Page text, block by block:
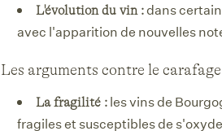
L'évolution du vin : dans
avec l'apparition de nouvelles
Les arguments contre le
La fragilité : les vins de
fragiles et susceptibles de